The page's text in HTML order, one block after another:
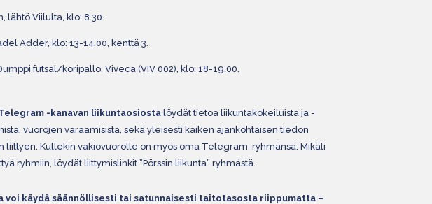
lähtö Viilulta, klo: 8.30.
Adder, klo: 13-14.00, kenttä 3.
futsal/koripallo, Viveca (VIV 002), klo: 18-19.00.
-kanavan liikuntaosiostalöydät tietoa liikuntakokeiluista ja -
vuorojen varaamisista, sekä yleisesti kaiken ajankohtaisen tiedon
liittyen. Kullekin vakiovuorolle on myös oma Telegram-ryhmänsä. Mikäli
ryhmiin, löydät liittymislinkit ”Pörssin liikunta” ryhmästä.
voi käydä säännöllisesti tai satunnaisesti taitotasosta riippumatta –